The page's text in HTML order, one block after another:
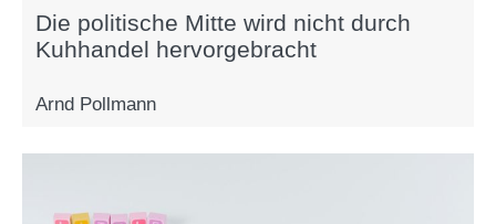
Die politische Mitte wird nicht durch
Kuhhandel hervorgebracht
Arnd Pollmann